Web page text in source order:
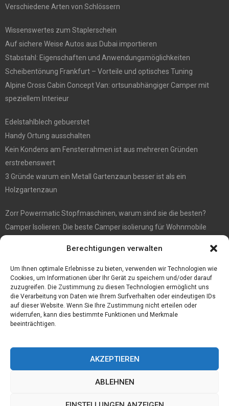
Berechtigungen verwalten
Um Ihnen optimale Erlebnisse zu bieten, verwenden wir Technologien wie
Cookies, um Informationen über Ihr Gerät zu speichern und/oder darauf
zuzugreifen. Die Zustimmung zu diesen Technologien ermöglicht uns
die Verarbeitung von Daten wie Ihrem Surfverhalten oder eindeutigen IDs
auf dieser Website. Wenn Sie Ihre Zustimmung nicht erteilen oder
widerrufen, kann dies bestimmte Funktionen und Merkmale
beeinträchtigen.
AKZEPTIEREN
ABLEHNEN
Verschiedene Arten von Schlössern
Wissenswertes zum Staplerschein
Auf sichere Weise Autos aus Dubai importieren
Stabstahl: Eigenschaften und Anwendungsmöglichkeiten
Scheibentönung Frankfurt – Vorteile und optisches Tuning
Alpine Cross Cabin Concept Van: ortsunabhängiger Camper mit
speziellem Interieur
Edelstahlblech gebuerstet
Handy Ortung ausschalten
Kein Kondens am Fensterrahmen ist aus mehreren Gründen
erstrebenswert
3 Gründe warum ein Metall Gartenzaun besser ist als ein
Holzgartenzaun
Zorr Powermatic Stopfmaschinen, warum sind sie die besten?
Camper Isolieren: Die beste Camper isolierung für Wohnmobile
Immobilienmakler Gökay Gündüz
Masterarbeit auf Englisch: Anleitung zum Verfassen